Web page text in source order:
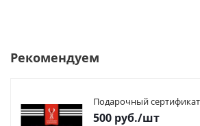
Рекомендуем
Подарочный
500 руб./шт